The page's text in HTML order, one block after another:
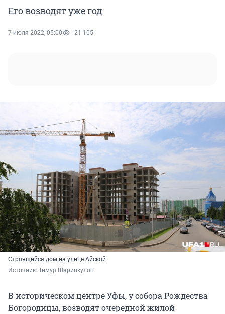
Его возводят уже год
7 июля 2022, 05:00 21 105
Строящийся дом на улице Айской
Источник: Тимур Шарипкулов
В историческом центре Уфы, у собора Рождества
Богородицы, возводят очередной жилой